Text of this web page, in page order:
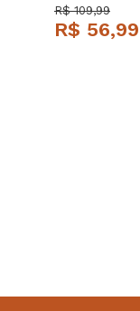
R$ 109,99
R$ 56,99